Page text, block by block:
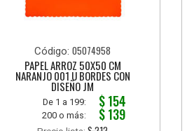
Código:05074958
PAPEL ARROZ 50X50 CM
NARANJO 001 U BORDES CON
DISEÑO JM
De 1 a 199: $ 154
200 o más: $ 139